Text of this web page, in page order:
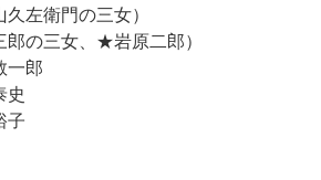
左衛門の三女）
の三女、★岩原二郎）
郎